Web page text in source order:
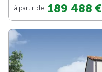
à partir de 189 488 €